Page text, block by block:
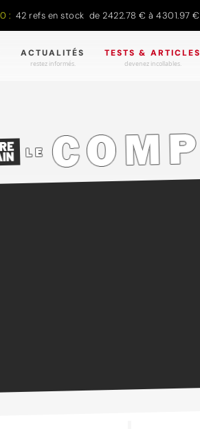
42 refs en stock de 2422.78 € à 4301.97 €
ACTUALITÉS
restez informés.
TESTS & ARTICLES
devenez incollables.